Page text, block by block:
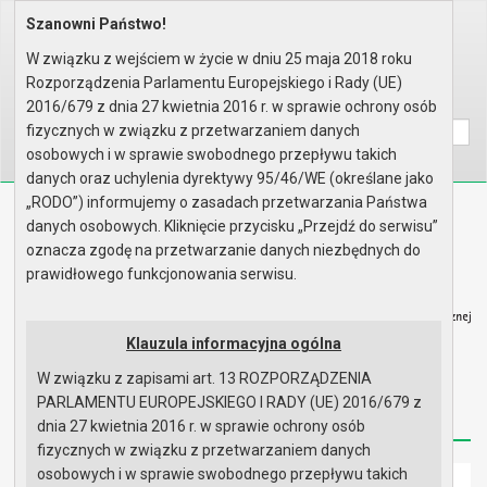
Home Organy Rada Miejska
Posiedzenie z dnia 09.09.2013
Wyszukaj na stronie:
AAA
Biuletyn Informacji Publicznej
Urząd Miasta i Gminy w Gryfinie
Strona główna Mapa serwisu Aktualności
Redakcja Instrukcja korzystania Dostępność
Strona główna
Szanowni Państwo!
W związku z wejściem w życie w dniu 25 maja 2018 roku
Rozporządzenia Parlamentu Europejskiego i Rady (UE)
2016/679 z dnia 27 kwietnia 2016 r. w sprawie ochrony osób
fizycznych w związku z przetwarzaniem danych
osobowych i w sprawie swobodnego przepływu takich
danych oraz uchylenia dyrektywy 95/46/WE (określane jako
„RODO”) informujemy o zasadach przetwarzania Państwa
danych osobowych. Kliknięcie przycisku „Przejdź do serwisu”
oznacza zgodę na przetwarzanie danych niezbędnych do
prawidłowego funkcjonowania serwisu.
Klauzula informacyjna ogólna
W związku z zapisami art. 13 ROZPORZĄDZENIA
PARLAMENTU EUROPEJSKIEGO I RADY (UE) 2016/679 z
dnia 27 kwietnia 2016 r. w sprawie ochrony osób
fizycznych w związku z przetwarzaniem danych
osobowych i w sprawie swobodnego przepływu takich